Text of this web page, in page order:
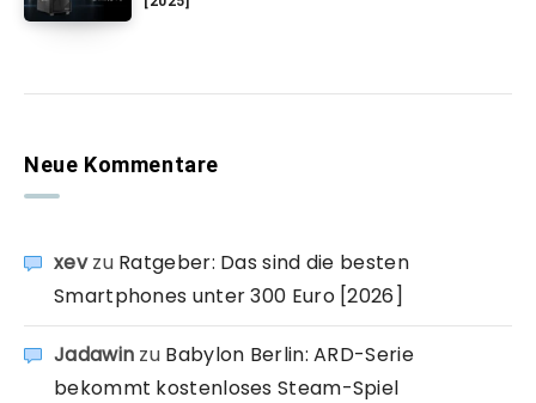
Neue Kommentare
xevzu Ratgeber: Das sind die besten
Smartphones unter 300 Euro [2026]
Jadawin zu Babylon Berlin: ARD-Serie
bekommt kostenloses Steam-Spiel